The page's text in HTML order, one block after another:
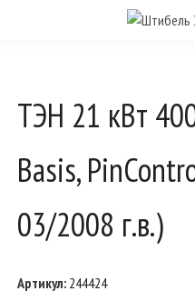
ТЭН 21 кВт
Basis,
03/2008 г.в.)
Артикул: 244424